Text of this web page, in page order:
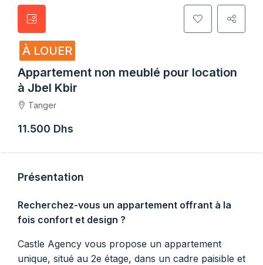
À LOUER
Appartement non meublé pour location
à Jbel Kbir
Tanger
11.500 Dhs
Présentation
Recherchez-vous un appartement offrant à la
fois confort et design ?
Castle Agency vous propose un appartement
unique, situé au 2e étage, dans un cadre paisible et